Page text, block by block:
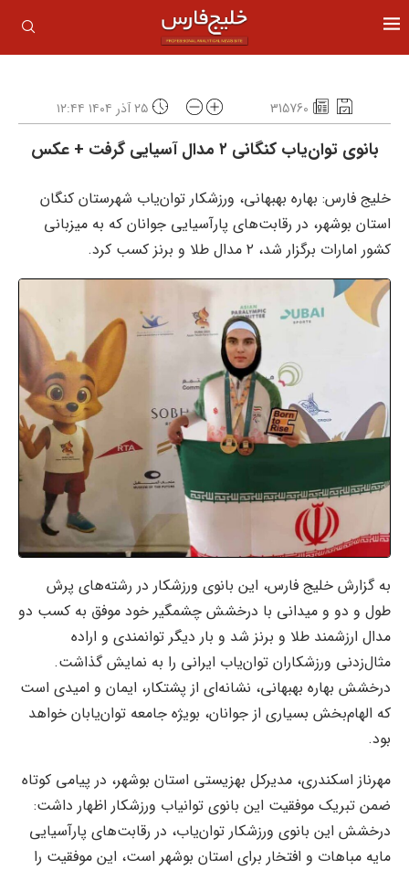
315760 ۲۵ آذر ۱۴۰۴ ۱۲:۴۴
بانوی توان‌یاب کنگانی ۲ مدال آسیایی گرفت + عکس
خلیج فارس: بهاره بهبهانی، ورزشکار توان‌یاب شهرستان کنگان
استان بوشهر، در رقابت‌های پارآسیایی جوانان که به میزبانی
کشور امارات برگزار شد، ۲ مدال طلا و برنز کسب کرد.
به گزارش خلیج فارس، این بانوی ورزشکار در رشته‌های پرش
طول و دو و میدانی با درخشش چشمگیر خود موفق به کسب دو
مدال ارزشمند طلا و برنز شد و بار دیگر توانمندی و اراده
مثال‌زدنی ورزشکاران توان‌یاب ایرانی را به نمایش گذاشت.
درخشش بهاره بهبهانی، نشانه‌ای از پشتکار، ایمان و امیدی است
که الهام‌بخش بسیاری از جوانان، بویژه جامعه توان‌یابان خواهد
بود.
مهرناز اسکندری، مدیرکل بهزیستی استان بوشهر، در پیامی کوتاه
ضمن تبریک موفقیت این بانوی توانیاب ورزشکار اظهار داشت:
درخشش این بانوی ورزشکار توان‌یاب، در رقابت‌های پارآسیایی
مایه مباهات و افتخار برای استان بوشهر است، این موفقیت را